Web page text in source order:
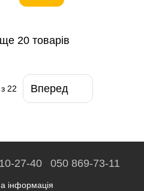
20 товарів
з 22 Вперед
27-40 050 869-73-11
інформація